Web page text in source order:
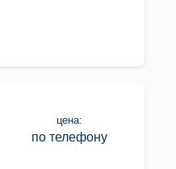
цена:
по телефону